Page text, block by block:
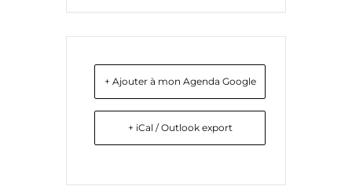
+ Ajouter à mon Agenda Google
+ iCal / Outlook export